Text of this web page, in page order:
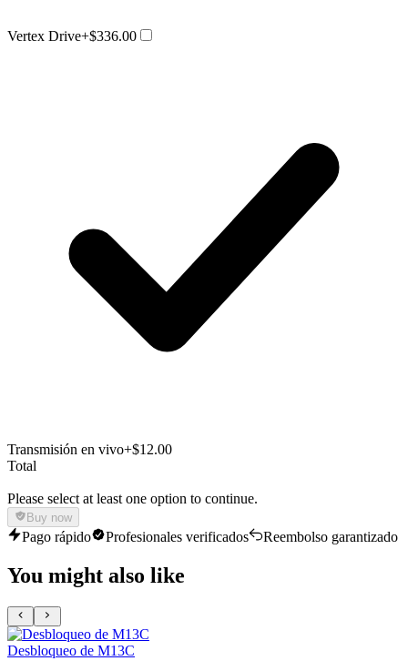
Vertex Drive+$336.00
Transmisión en vivo+$12.00
Total
Please select at least one option to continue.
Buy now
Pago rápido Profesionales verificados Reembolso garantizado
You might also like
Desbloqueo de M13C